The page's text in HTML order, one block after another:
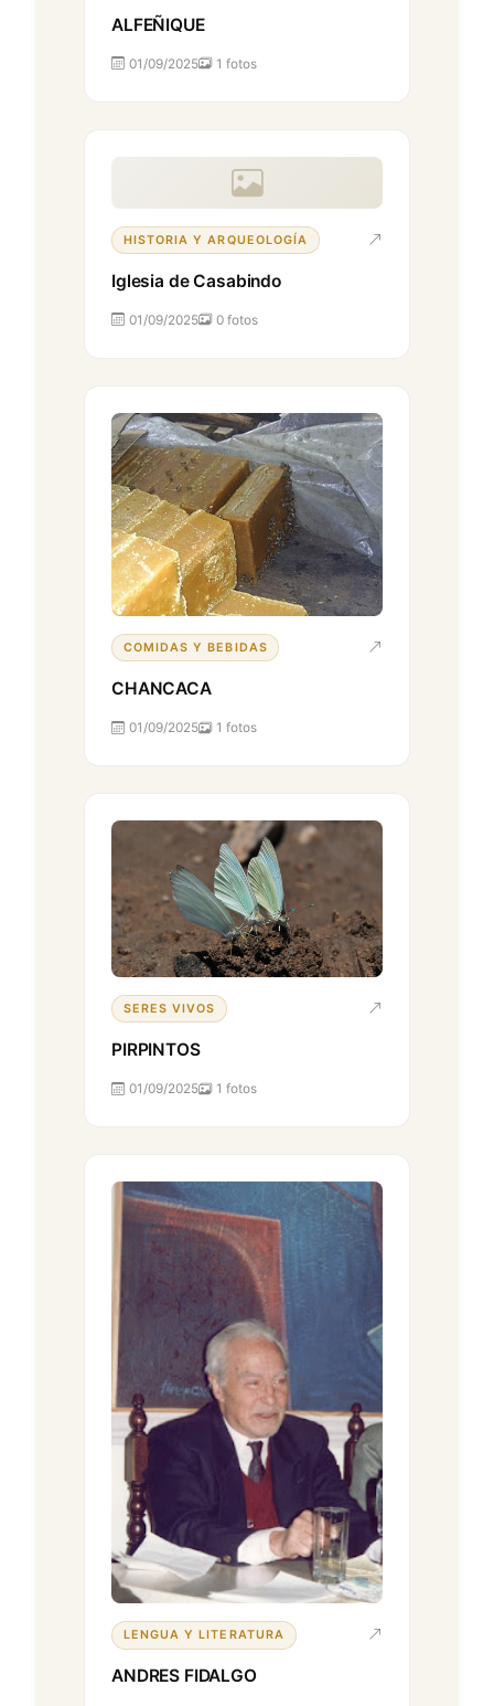
ALFEÑIQUE
01/09/2025 1 fotos
HISTORIA Y ARQUEOLOGÍA
Iglesia de Casabindo
01/09/2025 0 fotos
COMIDAS Y BEBIDAS
CHANCACA
01/09/2025 1 fotos
SERES VIVOS
PIRPINTOS
01/09/2025 1 fotos
LENGUA Y LITERATURA
ANDRES FIDALGO